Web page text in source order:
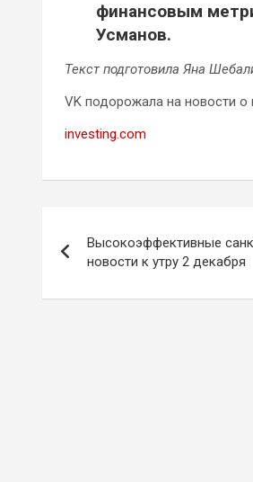
финансовым
Усманов.
Текст подготовила Яна
VK подорожала на новости о
investing.com
по
записям
Высокоэффективные
новости к утру 2 декабря